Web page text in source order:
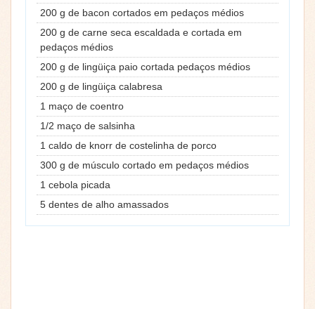
200 g de bacon cortados em pedaços médios
200 g de carne seca escaldada e cortada em
pedaços médios
200 g de lingüiça paio cortada pedaços médios
200 g de lingüiça calabresa
1 maço de coentro
1/2 maço de salsinha
1 caldo de knorr de costelinha de porco
300 g de músculo cortado em pedaços médios
1 cebola picada
5 dentes de alho amassados